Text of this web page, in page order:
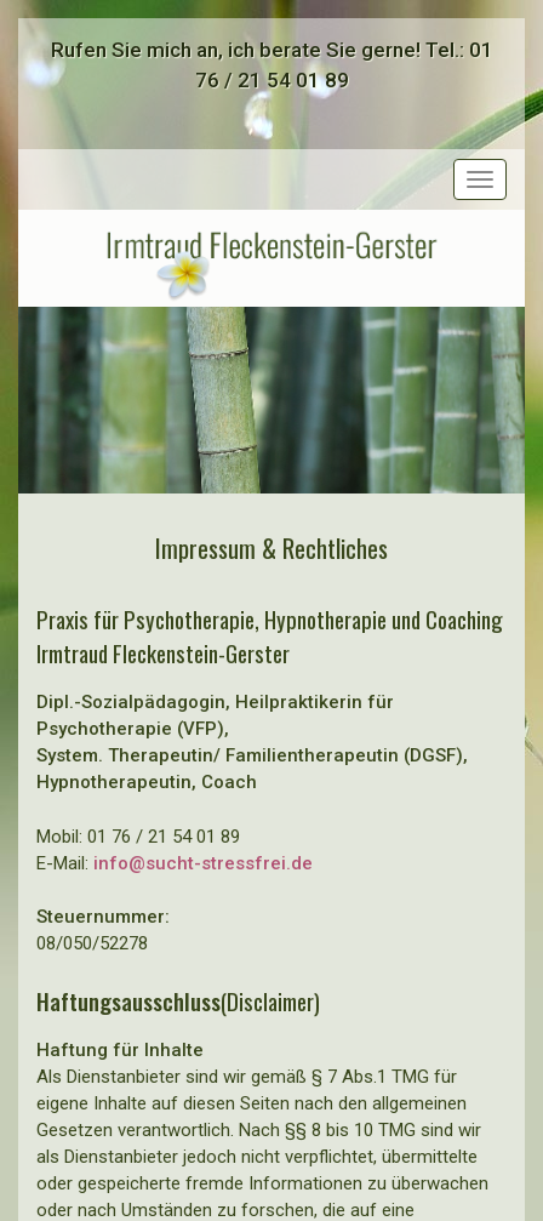
Rufen Sie mich an, ich berate Sie gerne! Tel.: 01
76 / 21 54 01 89
Toggle
Impressum & Rechtliches
Praxis für Psychotherapie, Hypnotherapie und Coaching
Irmtraud Fleckenstein-Gerster
Dipl.-Sozialpädagogin, Heilpraktikerin für
Psychotherapie (VFP),
System. Therapeutin/ Familientherapeutin (DGSF),
Hypnotherapeutin, Coach
Mobil: 01 76 / 21 54 01 89
E-Mail: info@sucht-stressfrei.de
Steuernummer:
08/050/52278
Haftungsausschluss(Disclaimer)
Haftung für Inhalte
Als Dienstanbieter sind wir gemäß § 7 Abs.1 TMG für
eigene Inhalte auf diesen Seiten nach den allgemeinen
Gesetzen verantwortlich. Nach §§ 8 bis 10 TMG sind wir
als Dienstanbieter jedoch nicht verpflichtet, übermittelte
oder gespeicherte fremde Informationen zu überwachen
oder nach Umständen zu forschen, die auf eine